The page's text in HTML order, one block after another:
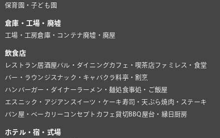
保育園・子ども園
倉庫・工場・廃墟
工場・工房倉庫・コンテナ廃墟・廃屋
飲食店
レストラン居酒屋バル・ダイニングカフェ・喫茶店ファミレス・食堂
バー・ラウンジ スナック・キャバクラ料亭・割烹
ハンバーガー・ダイナーラーメン・麺処食事処・ご飯屋
エスニック・アジアン スイーツ・ケーキ寿司・天ぷら焼肉・ステーキ
パン屋・ベーカリー コンセプトカフェ貸切BBQ 屋台・縁日 厨房
ホテル・宿・式場